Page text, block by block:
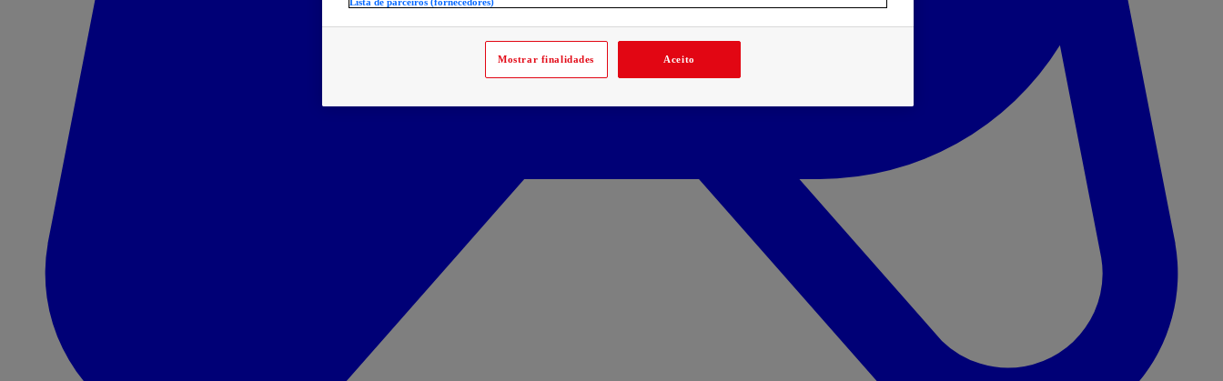
Mostrar finalidades Aceito